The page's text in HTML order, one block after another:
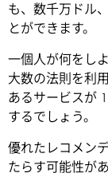
も、数千万ドル
とができます。
一個人が何をし
大数の法則を利
あるサービスが
するでしょう。
優れたレコメン
たらす可能性が